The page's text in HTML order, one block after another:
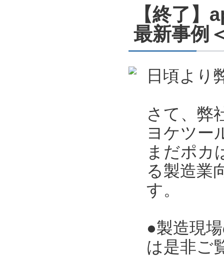
【終了
最新事例
日頃より
さて、弊
ヨケツー
まだポカ
る製造業
す。
●製造現
は是非ご